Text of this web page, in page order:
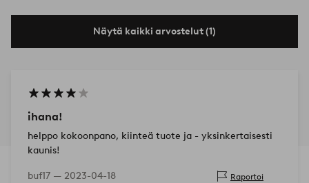
Näytä kaikki arvostelut (1)
ihana!
helppo kokoonpano, kiinteä tuote ja - yksinkertaisesti
kaunis!
buf17 — 2023-04-18 Raportoi